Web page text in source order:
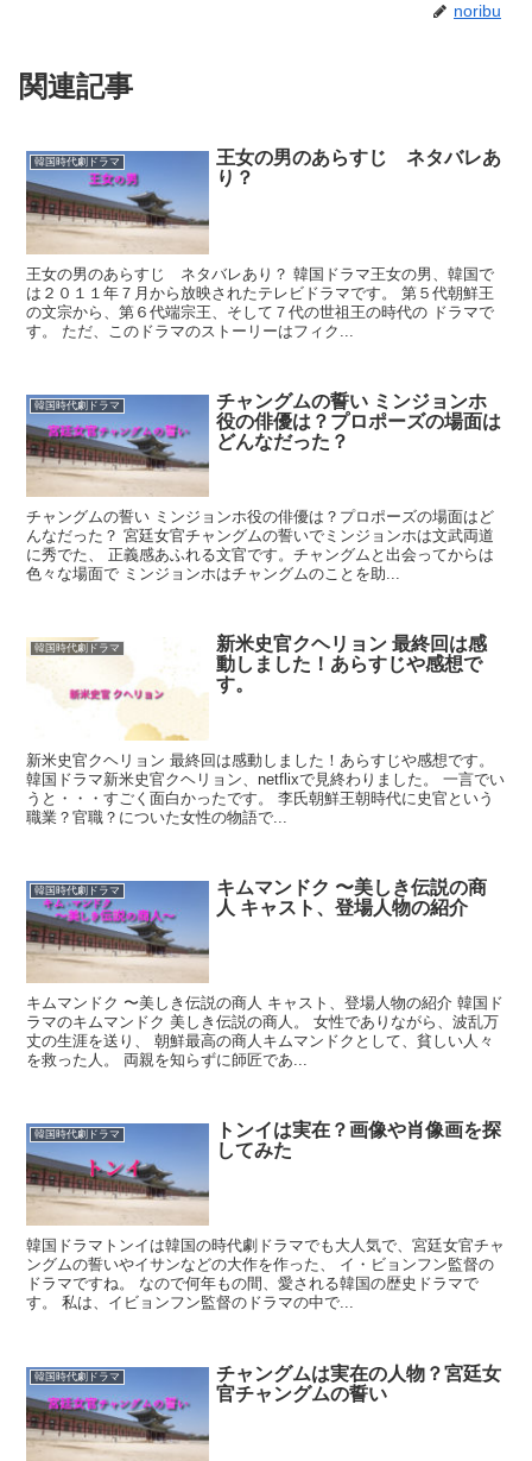
noribu
関連記事
韓国時代劇ドラマ
王女の男のあらすじ ネタバレあ
り？
王女の男のあらすじ ネタバレあり？ 韓国ドラマ王女の男、韓国で
は２０１１年７月から放映されたテレビドラマです。 第５代朝鮮王
の文宗から、第６代端宗王、そして７代の世祖王の時代の ドラマで
す。 ただ、このドラマのストーリーはフィク...
韓国時代劇ドラマ
チャングムの誓い ミンジョンホ
役の俳優は？プロポーズの場面は
どんなだった？
チャングムの誓い ミンジョンホ役の俳優は？プロポーズの場面はど
んなだった？ 宮廷女官チャングムの誓いでミンジョンホは文武両道
に秀でた、 正義感あふれる文官です。チャングムと出会ってからは
色々な場面で ミンジョンホはチャングムのことを助...
韓国時代劇ドラマ
新米史官クヘリョン 最終回は感
動しました！あらすじや感想で
す。
新米史官クヘリョン 最終回は感動しました！あらすじや感想です。
韓国ドラマ新米史官クヘリョン、netflixで見終わりました。 一言でい
うと・・・すごく面白かったです。 李氏朝鮮王朝時代に史官という
職業？官職？についた女性の物語で...
韓国時代劇ドラマ
キムマンドク 〜美しき伝説の商
人 キャスト、登場人物の紹介
キムマンドク 〜美しき伝説の商人 キャスト、登場人物の紹介 韓国ド
ラマのキムマンドク 美しき伝説の商人。 女性でありながら、波乱万
丈の生涯を送り、 朝鮮最高の商人キムマンドクとして、貧しい人々
を救った人。 両親を知らずに師匠であ...
韓国時代劇ドラマ
トンイは実在？画像や肖像画を探
してみた
韓国ドラマトンイは韓国の時代劇ドラマでも大人気で、宮廷女官チャ
ングムの誓いやイサンなどの大作を作った、 イ・ビョンフン監督の
ドラマですね。 なので何年もの間、愛される韓国の歴史ドラマで
す。 私は、イビョンフン監督のドラマの中で...
韓国時代劇ドラマ
チャングムは実在の人物？宮廷女
官チャングムの誓い